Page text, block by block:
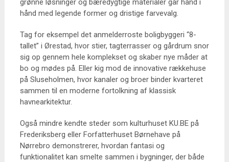
grønne løsninger og bæredygtige materialer går hånd i
hånd med legende former og dristige farvevalg.
Tag for eksempel det anmelderroste boligbyggeri “8-
tallet” i Ørestad, hvor stier, tagterrasser og gårdrum snor
sig op gennem hele komplekset og skaber nye måder at
bo og mødes på. Eller kig mod de innovative rækkehuse
på Sluseholmen, hvor kanaler og broer binder kvarteret
sammen til en moderne fortolkning af klassisk
havnearkitektur.
Også mindre kendte steder som kulturhuset KU.BE på
Frederiksberg eller Forfatterhuset Børnehave på
Nørrebro demonstrerer, hvordan fantasi og
funktionalitet kan smelte sammen i bygninger, der både